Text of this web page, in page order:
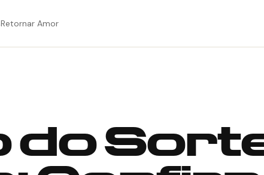
Retornar Amor
do